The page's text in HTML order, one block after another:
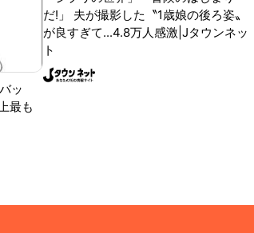
ッ
最も
だ!」 夫が撮影した〝1歳娘の後ろ姿〟
が良すぎて...4.8万人感激|Jタウンネッ
ト